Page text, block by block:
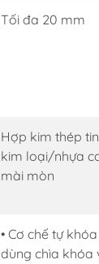
Tối đa 20 mm
Hợp kim thép
kim loại/nhựa
mài mòn
• Cơ chế tự
dùng chìa khóa